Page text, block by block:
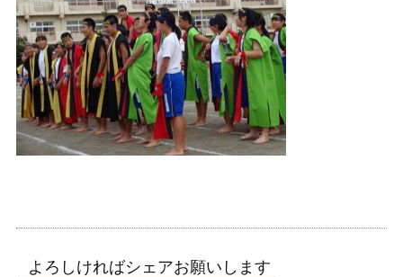
よろしければシェアお願いします